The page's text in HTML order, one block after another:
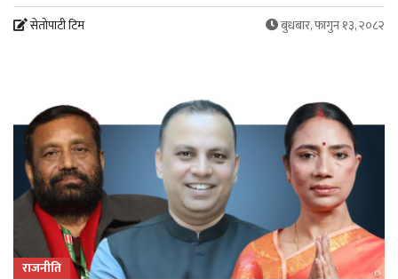
सेतोपाटी टिम बुधबार, फागुन १३, २०८२
राजनीति